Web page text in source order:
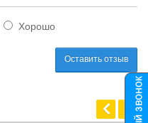
Хорошо
Оставить отзыв